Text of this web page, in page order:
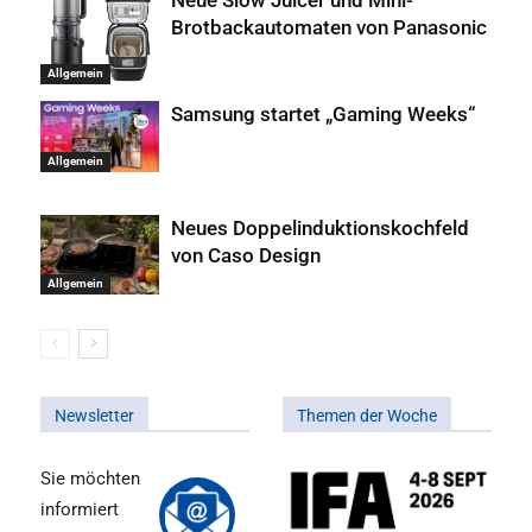
Allgemein
Brotbackautomaten von Panasonic
Allgemein
Samsung startet „Gaming Weeks“
Allgemein
Neues Doppelinduktionskochfeld
von Caso Design
Newsletter
Sie möchten
informiert
Themen der Woche